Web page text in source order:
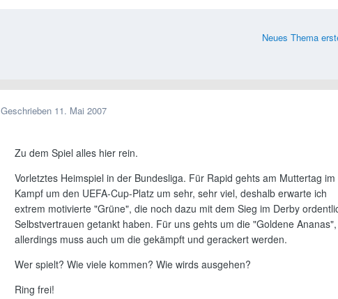
Neues Thema
Geschrieben 11. Mai 2007
Zu dem Spiel alles hier rein.
Vorletztes Heimspiel in der Bundesliga. Für Rapid gehts am Muttertag im
Kampf um den UEFA-Cup-Platz um sehr, sehr viel, deshalb erwarte ich
extrem motivierte "Grüne", die noch dazu mit dem Sieg im Derby
Selbstvertrauen getankt haben. Für uns gehts um die "Goldene Ananas",
allerdings muss auch um die gekämpft und gerackert werden.
Wer spielt? Wie viele kommen? Wie wirds ausgehen?
Ring frei!